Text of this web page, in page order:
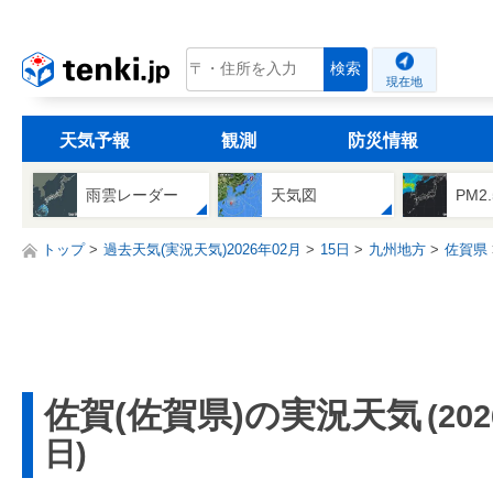
tenki.jp 検索
現在地
天気予報 観測 防災情報
雨雲レーダー 天気図
トップ 過去天気(実況天気)2026年02月 15日 九州地方 佐賀県
佐賀(佐賀県)の実況天気
日)